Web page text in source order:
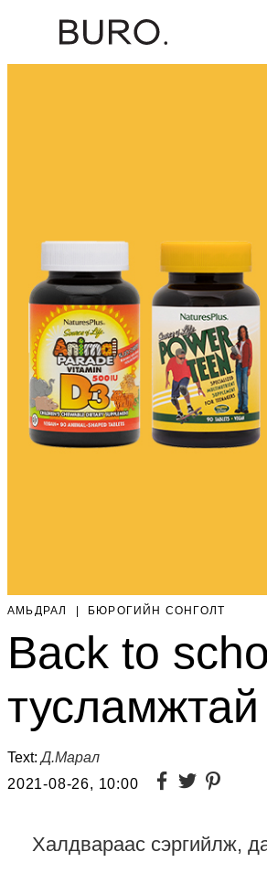
АМЬДРАЛ | БЮРОГИЙН СОНГОЛТ
Back to
Text:Д.Марал
2021-08-26, 10:00
Халдвараас сэргийлж,